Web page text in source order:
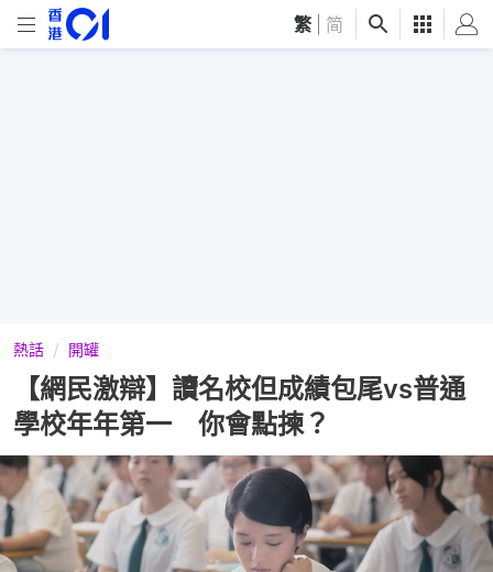
繁 简
熱話 開罐
【網民激辯】讀名校但成績包尾vs普通
學校年年第一 你會點揀？